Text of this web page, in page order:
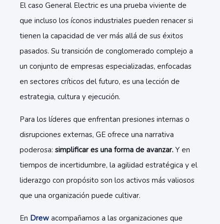
El caso General Electric es una prueba viviente de
que incluso los íconos industriales pueden renacer si
tienen la capacidad de ver más allá de sus éxitos
pasados. Su transición de conglomerado complejo a
un conjunto de empresas especializadas, enfocadas
en sectores críticos del futuro, es una lección de
estrategia, cultura y ejecución.
Para los líderes que enfrentan presiones internas o
disrupciones externas, GE ofrece una narrativa
poderosa: simplificar es una forma de avanzar. Y en
tiempos de incertidumbre, la agilidad estratégica y el
liderazgo con propósito son los activos más valiosos
que una organización puede cultivar.
En Drew acompañamos a las organizaciones que